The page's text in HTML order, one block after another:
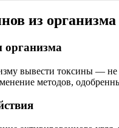
из организма
организма
вывести токсины —
методов,